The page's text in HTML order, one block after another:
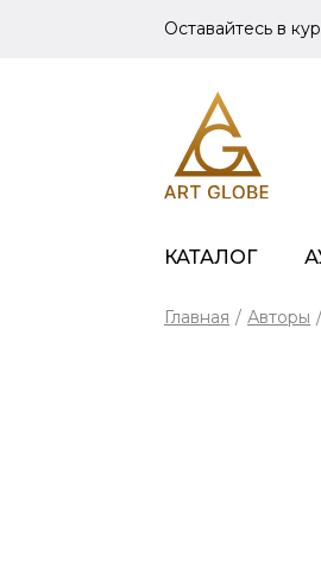
Оставайтесь в
КАТАЛОГ
Главная / Авторы /